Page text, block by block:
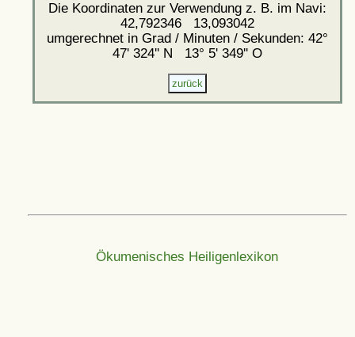
Die Koordinaten zur Verwendung z. B. im Navi:
42,792346 13,093042
umgerechnet in Grad / Minuten / Sekunden: 42°
47' 324'' N 13° 5' 349'' O
Ökumenisches Heiligenlexikon